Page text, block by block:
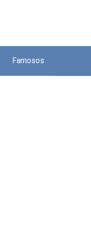
Famosos